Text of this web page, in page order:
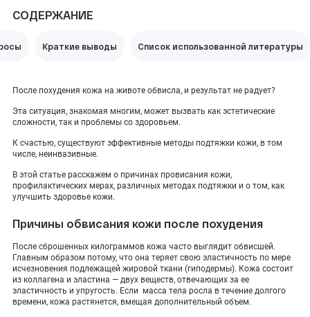
ПН-ПТ:
ADMIN@EXPERTCLINICS.RU
СОДЕРЖАНИЕ
Краткие выводы Список использованной литературы
После похудения кожа на животе обвисла, и результат не радует?
Эта ситуация, знакомая многим, может вызвать как эстетические
сложности, так и проблемы со здоровьем.
К счастью, существуют эффективные методы подтяжки кожи, в том
числе, неинвазивные.
В этой статье расскажем о причинах провисания кожи,
профилактических мерах, различных методах подтяжки и о том, как
улучшить здоровье кожи.
Причины обвисания кожи после похудения
После сброшенных килограммов кожа часто выглядит обвисшей.
Главным образом потому, что она теряет свою эластичность по мере
исчезновения подлежащей жировой ткани (гиподермы). Кожа состоит
из коллагена и эластина — двух веществ, отвечающих за ее
эластичность и упругость. Если масса тела росла в течение долгого
времени, кожа растянется, вмещая дополнительный объем.